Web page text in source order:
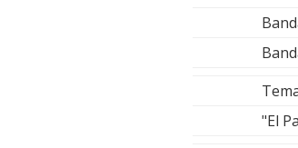
"El